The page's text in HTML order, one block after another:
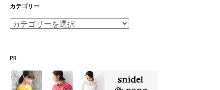
カテゴリー
カ
リ
ー
PR